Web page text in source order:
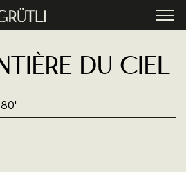
du ciel